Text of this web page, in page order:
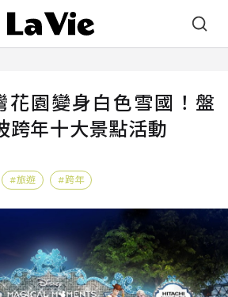
花園變身白色雪國！盤
跨年十大景點活動
旅遊 跨年